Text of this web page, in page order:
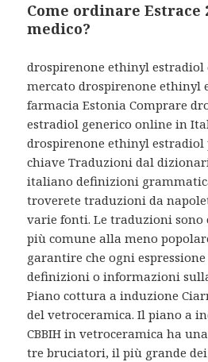
Come ordinare Estrace
medico?
drospirenone ethinyl estradiol
mercato drospirenone ethinyl
farmacia Estonia Comprare
estradiol generico online in
drospirenone ethinyl estradiol
chiave Traduzioni dal
italiano definizioni
troverete traduzioni da
varie fonti. Le traduzioni sono
più comune alla meno
garantire che ogni
definizioni o informazioni
Piano cottura a induzione
del vetroceramica. Il pianoa
CBBIH in vetroceramica ha
tre bruciatori, il più grande